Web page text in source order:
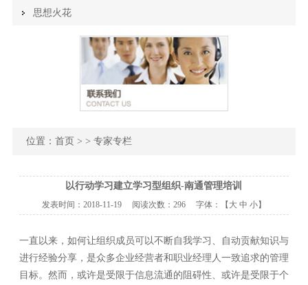
思想火花
位置： 首页> > 专家专栏
以行动学习建立学习型组织-南通管理培训
发表时间： 2018-11-19阅读次数： 296 字体：【大 中 小】
一直以来，如何让组织成员可以不断自我学习、自动贡献知识与
进行经验分享，是众多企业经营者和职业经理人一致追求的管理
目标。然而，或许是受限于信息流通的阻碍性、或许是受限于个